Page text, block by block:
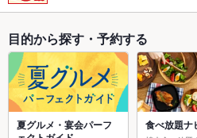
目的から探す・予約する
夏グルメ・宴会パーフ
食べ放題ナ